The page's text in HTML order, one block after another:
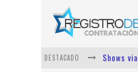
DESTACADO
Shows